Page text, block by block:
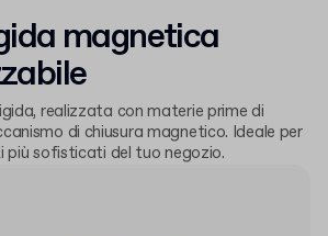
magnetica
realizzata con materie prime di
di chiusura magnetico. Ideale per
sofisticati del tuo negozio.